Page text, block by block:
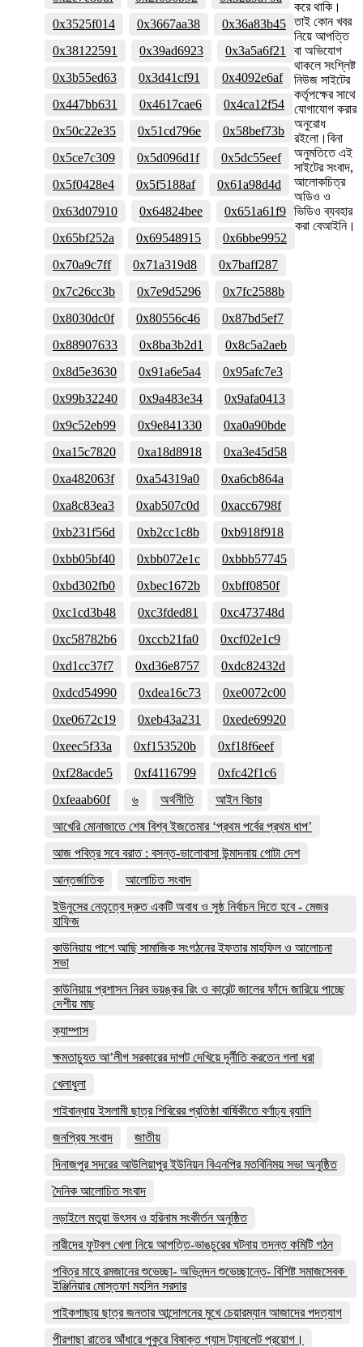
0x3525f014
0x3667aa38
0x36a83b45
0x38122591
0x39ad6923
0x3a5a6f21
0x3b55ed63
0x3d41cf91
0x4092e6af
0x447bb631
0x4617cae6
0x4ca12f54
0x50c22e35
0x51cd796e
0x58bef73b
0x5ce7c309
0x5d096d1f
0x5dc55eef
0x5f0428e4
0x5f5188af
0x61a98d4d
0x63d07910
0x64824bee
0x651a61f9
0x65bf252a
0x69548915
0x6bbe9952
0x70a9c7ff
0x71a319d8
0x7baff287
0x7c26cc3b
0x7e9d5296
0x7fc2588b
0x8030dc0f
0x80556c46
0x87bd5ef7
0x88907633
0x8ba3b2d1
0x8c5a2aeb
0x8d5e3630
0x91a6e5a4
0x95afc7e3
0x99b32240
0x9a483e34
0x9afa0413
0x9c52eb99
0x9e841330
0xa0a90bde
0xa15c7820
0xa18d8918
0xa3e45d58
0xa482063f
0xa54319a0
0xa6cb864a
0xa8c83ea3
0xab507c0d
0xacc6798f
0xb231f56d
0xb2cc1c8b
0xb918f918
0xbb05bf40
0xbb072e1c
0xbbb57745
0xbd302fb0
0xbec1672b
0xbff0850f
0xc1cd3b48
0xc3fded81
0xc473748d
0xc58782b6
0xccb21fa0
0xcf02e1c9
0xd1cc37f7
0xd36e8757
0xdc82432d
0xdcd54990
0xdea16c73
0xe0072c00
0xe0672c19
0xeb43a231
0xede69920
0xeec5f33a
0xf153520b
0xf18f6eef
0xf28acde5
0xf4116799
0xfc42f1c6
0xfeaab60f
৬ অর্থনীতি
আইন বিচার
আখেরি মোনাজাতে শেষ বিশ্ব ইজতেমার ‘প্রথম পর্বের প্রথম ধাপ’
আজ পবিত্র সবে বরাত : বসন্ত-ভালোবাসা উন্মাদনায় গোটা দেশ
আন্তর্জাতিক
আলোচিত সংবাদ
ইউনুসের নেতৃত্বে দ্রুত একটি অবাধ ও সুষ্ঠ নির্বাচন দিতে হবে - মেজর
হাফিজ
কাউনিয়ায় পাশে আছি সামাজিক সংগঠনের ইফতার মাহফিল ও আলোচনা
সভা
কাউনিয়ায় প্রশাসন নিরব ভয়ঙ্কর রিং ও কারেন্ট জালের ফাঁদে জারিয়ে পাচ্ছে
দেশীয় মাছ
ক্যাম্পাস
ক্ষমতাচ্যুত আ’লীগ সরকারের দাপট দেখিয়ে দূর্নীতি করতেন গলা ধরা
খেলাধুলা
গাইবান্ধায় ইসলামী ছাত্র শিবিরের প্রতিষ্ঠা বার্ষিকীতে বর্ণাঢ্য র‌্যালি
জনপ্রিয় সংবাদ
জাতীয়
দিনাজপুর সদরের আউলিয়াপুর ইউনিয়ন বিএনপির মতবিনিময় সভা অনুষ্ঠিত
দৈনিক আলোচিত সংবাদ
নড়াইলে মতুয়া উৎসব ও হরিনাম সংকীর্তন অনুষ্ঠিত
নারীদের ফুটবল খেলা নিয়ে আপত্তি-ভাঙচুরের ঘটনায় তদন্ত কমিটি গঠন
পবিত্র মাহে রমজানের শুভেচ্ছা- অভিনন্দন শুভেচ্ছান্তে- বিশিষ্ট সমাজসেবক
ইঞ্জিনিয়ার মোস্তফা মহসিন সরদার
পাইকগাছায় ছাত্র জনতার আন্দোলনের মুখে চেয়ারম্যান আজাদের পদত্যাগ
পীরগাছা রাতের আঁধারে পুকুরে বিষাক্ত গ্যাস ট্যাবলেট প্রয়োগ।
করে থাকি।
তাই কোন খবর
নিয়ে আপত্তি
বা অভিযোগ
থাকলে সংশ্লিষ্ট
নিউজ সাইটের
কর্তৃপক্ষের সাথে
যোগাযোগ করার
অনুরোধ
রইলো।বিনা
অনুমতিতে এই
সাইটের সংবাদ,
আলোকচিত্র
অডিও ও
ভিডিও ব্যবহার
করা বেআইনি।